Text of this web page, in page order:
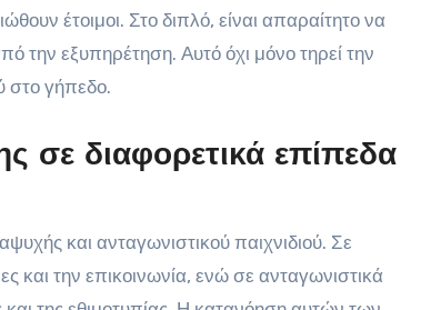
έτοιμοι. Στο διπλό, είναι απαραίτητο να
την εξυπηρέτηση. Αυτό όχι μόνο τηρεί την
στο γήπεδο.
σε διαφορετικά επίπεδα
και ανταγωνιστικού παιχνιδιού. Σε
και την επικοινωνία, ενώ σε ανταγωνιστικά